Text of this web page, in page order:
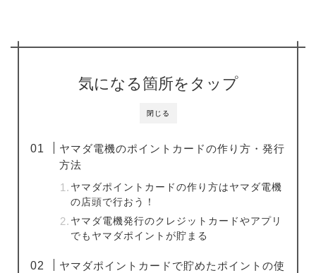
閉じる
気になる箇所をタップ
ヤマダ電機のポイントカードの作り方・発行
方法
ヤマダポイントカードの作り方はヤマダ電機
の店頭で行おう！
ヤマダ電機発行のクレジットカードやアプリ
でもヤマダポイントが貯まる
ヤマダポイントカードで貯めたポイントの使